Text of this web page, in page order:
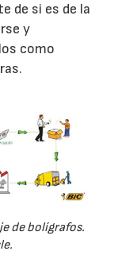
de si es de la
y
como
de bolígrafos.